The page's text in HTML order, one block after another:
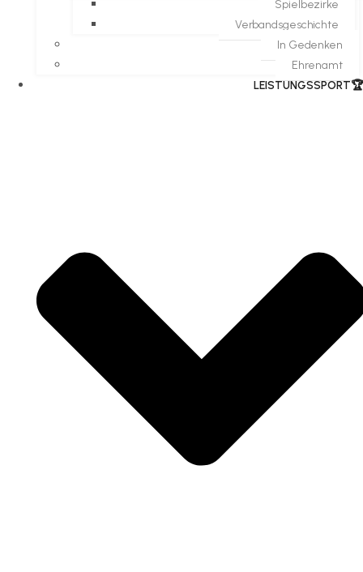
Spielbezirke
Verbandsgeschichte
In Gedenken
Ehrenamt
​LEISTUNGSSPORT🏆